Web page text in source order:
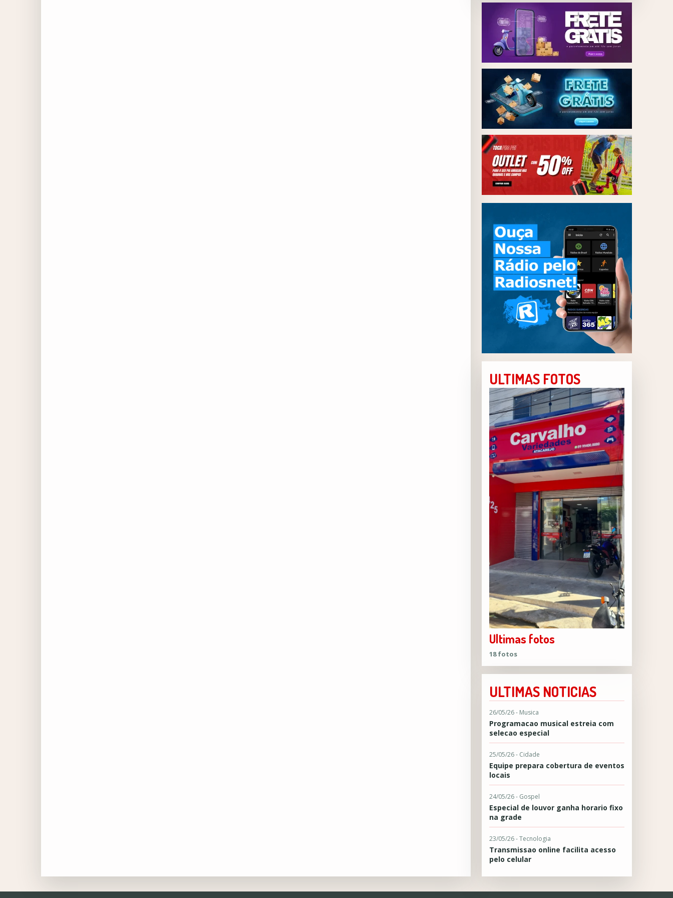
ULTIMAS FOTOS
Ultimas fotos
18 fotos
ULTIMAS NOTICIAS
26/05/26 - Musica
Programacao musical estreia com
selecao especial
25/05/26 - Cidade
Equipe prepara cobertura de eventos
locais
24/05/26 - Gospel
Especial de louvor ganha horario fixo
na grade
23/05/26 - Tecnologia
Transmissao online facilita acesso
pelo celular